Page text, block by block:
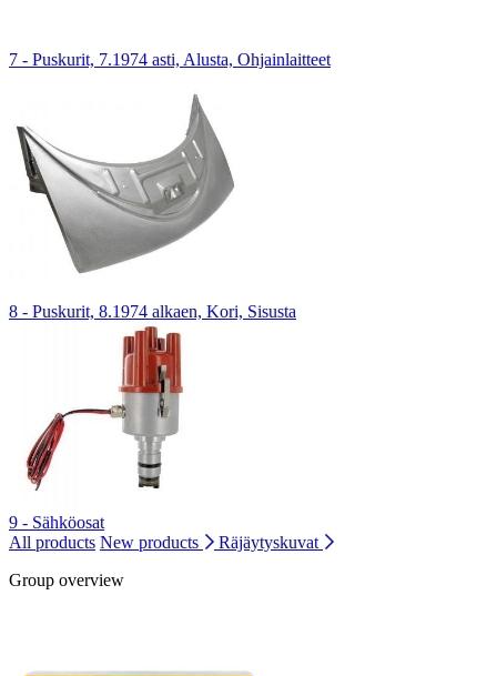
7 - Puskurit, 7.1974 asti, Alusta, Ohjainlaitteet
8 - Puskurit, 8.1974 alkaen, Kori, Sisusta
9 - Sähköosat
All products New products
Räjäytyskuvat
Group overview